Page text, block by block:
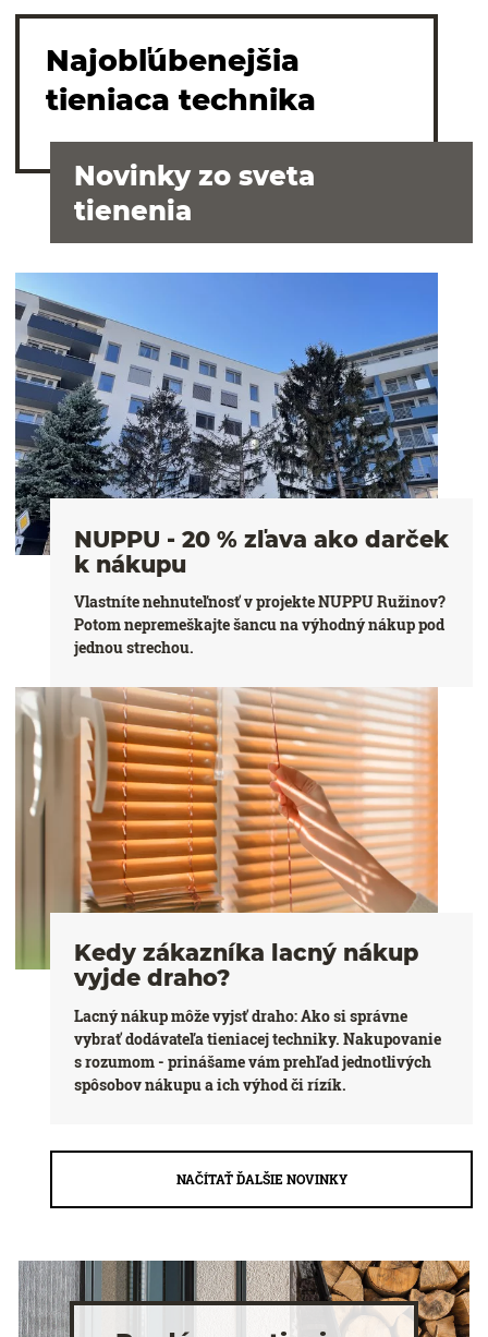
Najobľúbenejšia
tieniaca technika
Novinky zo sveta
tienenia
NUPPU - 20 % zľava ako darček
k nákupu
Vlastníte nehnuteľnosť v projekte NUPPU Ružinov?
Potom nepremeškajte šancu na výhodný nákup pod
jednou strechou.
Kedy zákazníka lacný nákup
vyjde draho?
Lacný nákup môže vyjsť draho: Ako si správne
vybrať dodávateľa tieniacej techniky. Nakupovanie
s rozumom - prinášame vám prehľad jednotlivých
spôsobov nákupu a ich výhod či rízík.
NAČÍTAŤ ĎALŠIE NOVINKY